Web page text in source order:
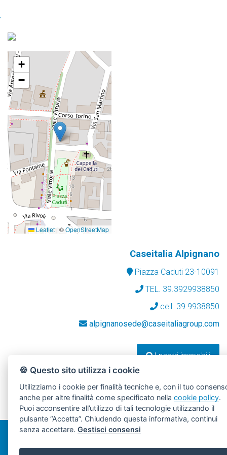
'
+
−
Leaflet | ©OpenStreetMap
Caseitalia Alpignano
Piazza Caduti 23-10091
TEL. 39.3929938850
cell. 39.9938850
alpignanosede@caseitaliagroup.com
I nostri immobili
CaseItalia Group - PI 11129840010 -
Created bySSD- Powered byAGIM|Gestisci Cookie Policy
🍪 Questo sito utilizza i cookie
Utilizziamo i cookie per finalità tecniche e, con il tuo
anche per altre finalità come specificato nellacookie policy.
Puoi acconsentire all’utilizzo di tali tecnologie utilizzando il
pulsante “Accetta”. Chiudendo questa informativa, continui
senza accettare.Gestisci consensi